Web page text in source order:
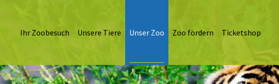
Ihr Zoobesuch Unsere Tiere Unser Zoo Zoo fördern Ticketshop